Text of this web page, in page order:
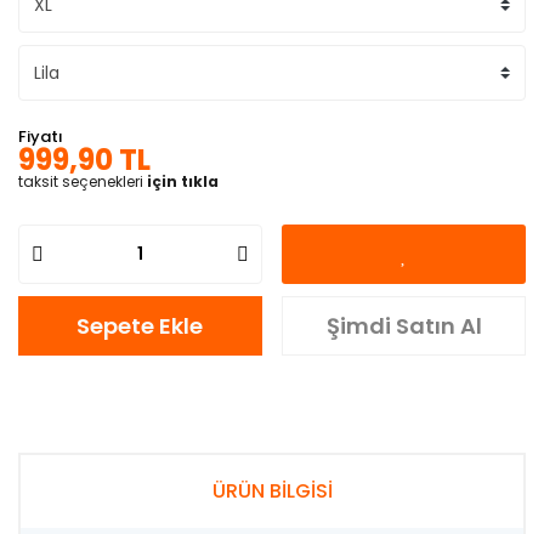
Fiyatı
999,90 TL
taksit seçenekleri için tıkla
Sepete Ekle Şimdi Satın Al
ÜRÜN BİLGİSİ